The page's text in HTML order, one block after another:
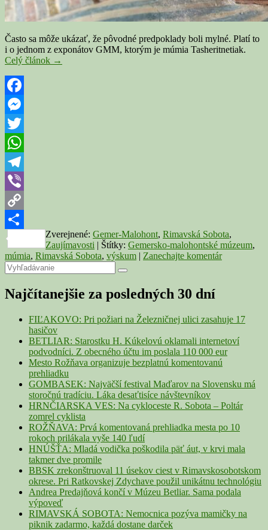
Často sa môže ukázať, že pôvodné predpoklady boli mylné. Platí to
i o jednom z exponátov GMM, ktorým je múmia Tasheritnetiak.
Celý článok Rimavskosobotská
→
Facebook
Messenger
Twitter
WhatsApp
Telegram
Viber
Copy
Link
Share
Zverejnené: Gemer-Malohont, Rimavská Sobota,
Zaujímavosti | Štítky: Gemersko-malohontské múzeum,
múmia, Rimavská Sobota, výskum | Zanechajte komentár
Primary
Sidebar
Widget
Area
Search
for:
Search
Najčítanejšie za posledných 30 dní
FIĽAKOVO: Pri požiari na Železničnej ulici zasahuje 17
hasičov
BETLIAR: Starostku H. Kúkelovú oklamali internetoví
podvodníci. Z obecného účtu im poslala 110 000 eur
Mesto Rožňava organizuje bezplatnú komentovanú
prehliadku
GOMBASEK: Najväčší festival Maďarov na Slovensku má
storočnú tradíciu. Láka desaťtisíce návštevníkov
HRNČIARSKA VES: Na cykloceste R. Sobota – Poltár
zomrel cyklista
ROŽŇAVA: Prvá komentovaná prehliadka mesta po 10
rokoch prilákala vyše 140 ľudí
HNÚŠŤA: Mladá vodička poškodila päť áut, v krvi mala
takmer dve promile
BBSK zrekonštruoval 11 úsekov ciest v Rimavskosobotskom
okrese. Pri Ratkovskej Zdychave použil unikátnu technológiu
Andrea Predajňová končí v Múzeu Betliar. Sama podala
výpoveď
RIMAVSKÁ SOBOTA: Nemocnica pozýva mamičky na
piknik zadarmo, každá dostane darček